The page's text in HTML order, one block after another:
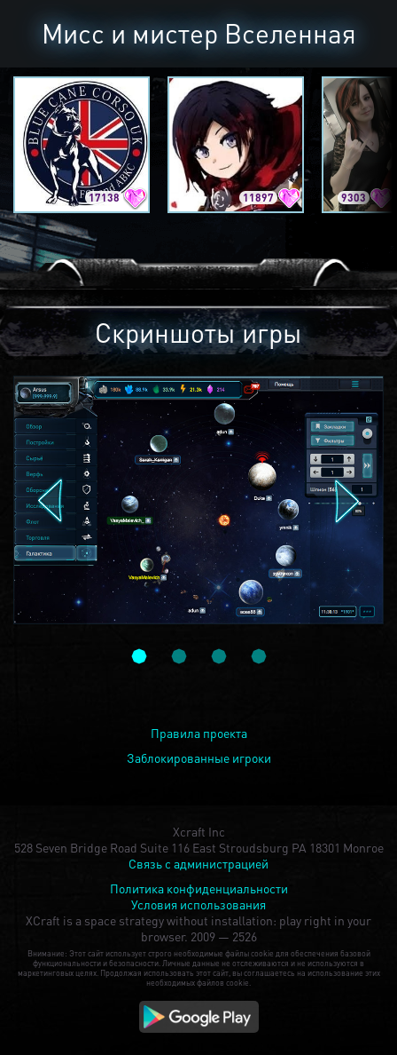
Мисс и мистер Вселенная
17138 11897 9303
Скриншоты игры
Правила проекта
Заблокированные игроки
Xcraft Inc
528 Seven Bridge Road Suite 116 East Stroudsburg PA 18301 Monroe
Связь с администрацией
Политика конфиденциальности
Условия использования
XCraft is a space strategy without installation: play right in your
browser. 2009 — 2526
Внимание: Этот сайт использует строго необходимые файлы cookie для обеспечения базовой
функциональности и безопасности. Личные данные не отслеживаются и не используются в
маркетинговых целях. Продолжая использовать этот сайт, вы соглашаетесь на использование этих
необходимых файлов cookie.